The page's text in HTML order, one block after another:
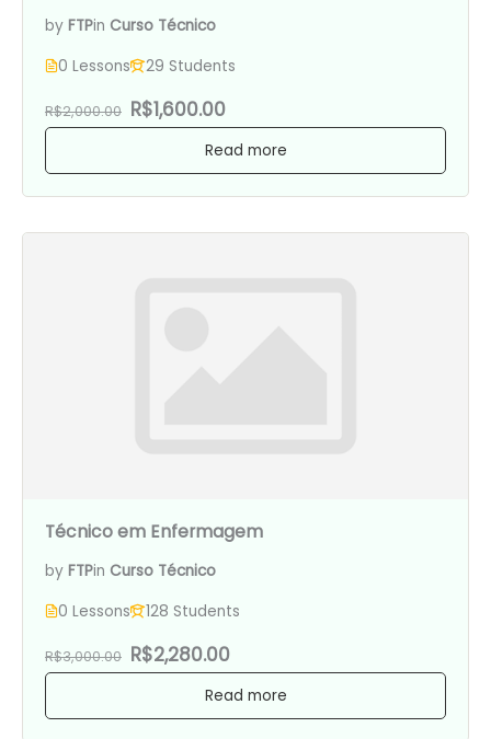
by FTPin Curso Técnico
0 Lessons
29 Students
R$2,000.00 R$1,600.00
Read more
Técnico em Enfermagem
by FTPin Curso Técnico
0 Lessons
128 Students
R$3,000.00 R$2,280.00
Read more